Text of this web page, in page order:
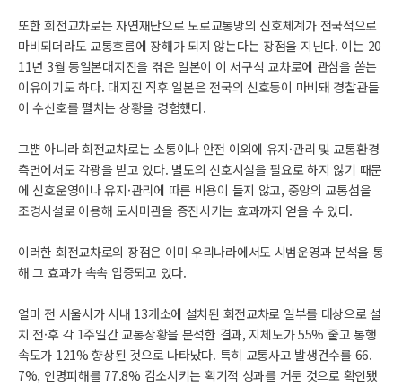
또한 회전교차로는 자연재난으로 도로교통망의 신호체계가 전국적으로
마비되더라도 교통흐름에 장해가 되지 않는다는 장점을 지닌다. 이는 20
11년 3월 동일본대지진을 겪은 일본이 이 서구식 교차로에 관심을 쏟는
이유이기도 하다. 대지진 직후 일본은 전국의 신호등이 마비돼 경찰관들
이 수신호를 펼치는 상황을 경험했다.
그뿐 아니라 회전교차로는 소통이나 안전 이외에 유지·관리 및 교통환경
측면에서도 각광을 받고 있다. 별도의 신호시설을 필요로 하지 않기 때문
에 신호운영이나 유지·관리에 따른 비용이 들지 않고, 중앙의 교통섬을
조경시설로 이용해 도시미관을 증진시키는 효과까지 얻을 수 있다.
이러한 회전교차로의 장점은 이미 우리나라에서도 시범운영과 분석을 통
해 그 효과가 속속 입증되고 있다.
얼마 전 서울시가 시내 13개소에 설치된 회전교차로 일부를 대상으로 설
치 전·후 각 1주일간 교통상황을 분석한 결과, 지체도가 55% 줄고 통행
속도가 121% 향상된 것으로 나타났다. 특히 교통사고 발생건수를 66.
7%, 인명피해를 77.8% 감소시키는 획기적 성과를 거둔 것으로 확인됐